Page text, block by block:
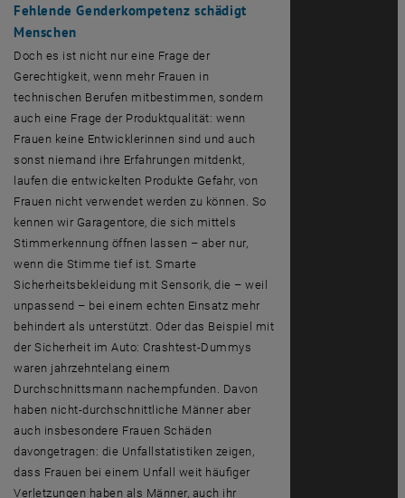
FehlendeGenderkompetenz schädigt
Menschen
Doch es ist nicht nur eine Frage der
Gerechtigkeit, wenn mehr Frauen in
technischen Berufen mitbestimmen, sondern
auch eine Frage der Produktqualität: wenn
Frauen keine Entwicklerinnen sind und auch
sonst niemand ihre Erfahrungen mitdenkt,
laufen die entwickelten Produkte Gefahr, von
Frauen nicht verwendet werden zu können. So
kennen wir Garagentore, die sich mittels
Stimmerkennung öffnen lassen – aber nur,
wenn die Stimme tief ist. Smarte
Sicherheitsbekleidung mit Sensorik, die – weil
unpassend – bei einem echten Einsatz mehr
behindert als unterstützt. Oder das Beispiel mit
der Sicherheit im Auto: Crashtest-Dummys
waren jahrzehntelang einem
Durchschnittsmann nachempfunden. Davon
haben nicht-durchschnittliche Männer aber
auch insbesondere Frauen Schäden
davongetragen: die Unfallstatistiken zeigen,
dass Frauen bei einem Unfall weit häufiger
Verletzungen haben als Männer, auch ihr